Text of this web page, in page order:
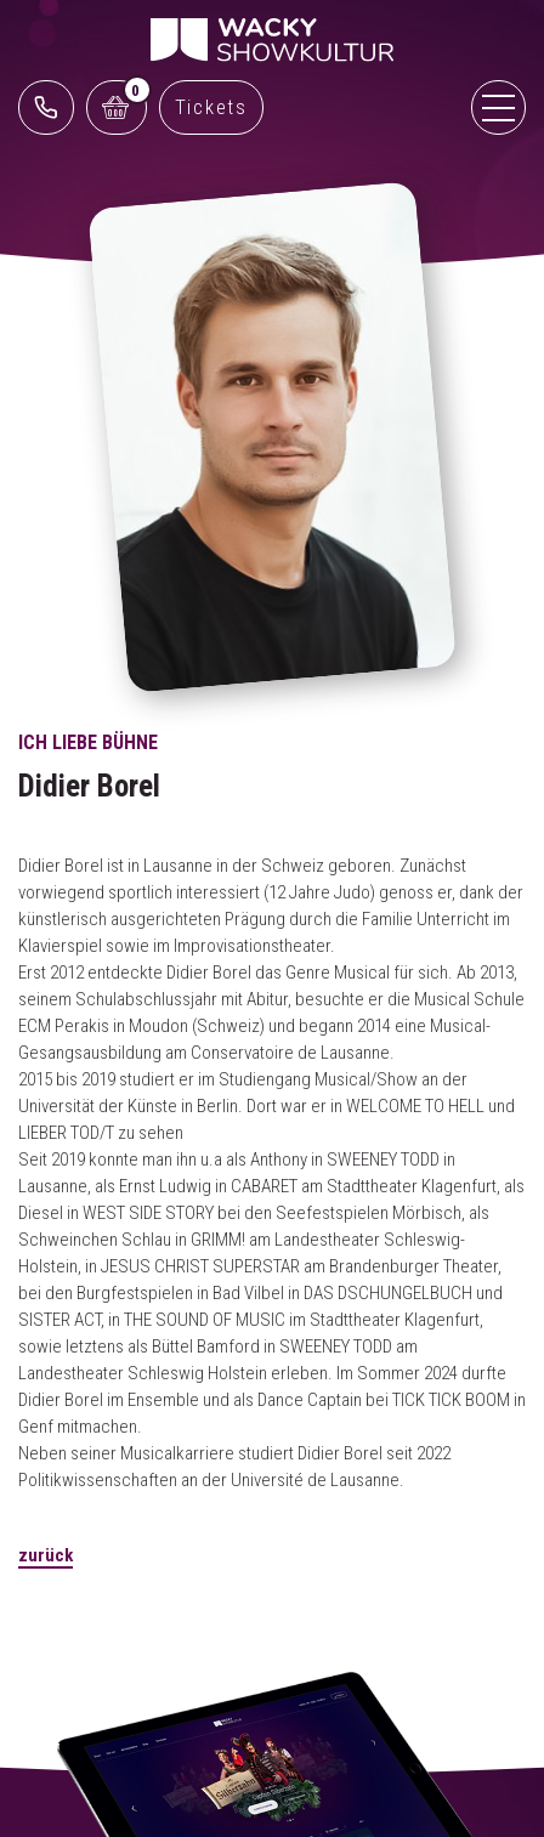
0
Tickets
ICH LIEBE BÜHNE
Didier Borel
Didier Borel ist in Lausanne in der Schweiz geboren. Zunächst
vorwiegend sportlich interessiert (12 Jahre Judo) genoss er, dank der
künstlerisch ausgerichteten Prägung durch die Familie Unterricht im
Klavierspiel sowie im Improvisationstheater.
Erst 2012 entdeckte Didier Borel das Genre Musical für sich. Ab 2013,
seinem Schulabschlussjahr mit Abitur, besuchte er die Musical Schule
ECM Perakis in Moudon (Schweiz) und begann 2014 eine Musical-
Gesangsausbildung am Conservatoire de Lausanne.
2015 bis 2019 studiert er im Studiengang Musical/Show an der
Universität der Künste in Berlin. Dort war er in WELCOME TO HELL und
LIEBER TOD/T zu sehen
Seit 2019 konnte man ihn u.a als Anthony in SWEENEY TODD in
Lausanne, als Ernst Ludwig in CABARET am Stadttheater Klagenfurt, als
Diesel in WEST SIDE STORY bei den Seefestspielen Mörbisch, als
Schweinchen Schlau in GRIMM! am Landestheater Schleswig-
Holstein, in JESUS CHRIST SUPERSTAR am Brandenburger Theater,
bei den Burgfestspielen in Bad Vilbel in DAS DSCHUNGELBUCH und
SISTER ACT, in THE SOUND OF MUSIC im Stadttheater Klagenfurt,
sowie letztens als Büttel Bamford in SWEENEY TODD am
Landestheater Schleswig Holstein erleben. Im Sommer 2024 durfte
Didier Borel im Ensemble und als Dance Captain bei TICK TICK BOOM in
Genf mitmachen.
Neben seiner Musicalkarriere studiert Didier Borel seit 2022
Politikwissenschaften an der Université de Lausanne.
zurück